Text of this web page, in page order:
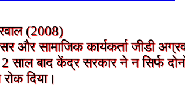
(2008)
और सामाजिक कार्यकर्ता जीडी
बाद केंद्र सरकार ने न सिर्फ
रोक दिया।